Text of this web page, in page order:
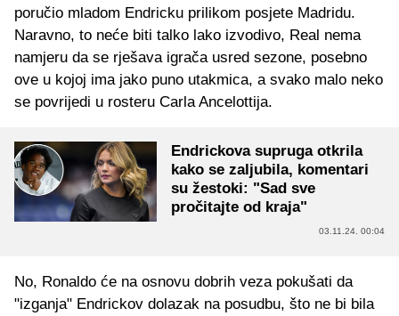
poručio mladom Endricku prilikom posjete Madridu.
Naravno, to neće biti talko lako izvodivo, Real nema
namjeru da se rješava igrača usred sezone, posebno
ove u kojoj ima jako puno utakmica, a svako malo neko
se povrijedi u rosteru Carla Ancelottija.
Endrickova supruga otkrila
kako se zaljubila, komentari
su žestoki: "Sad sve
pročitajte od kraja"
03.11.24. 00:04
No, Ronaldo će na osnovu dobrih veza pokušati da
"izganja" Endrickov dolazak na posudbu, što ne bi bila